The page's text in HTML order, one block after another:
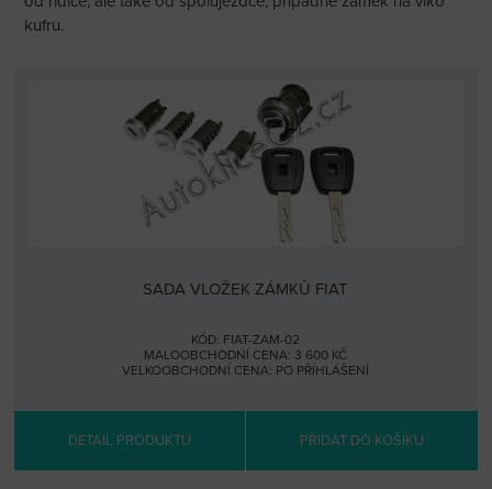
kufru.
SADA VLOŽEK ZÁMKŮ FIAT
KÓD: FIAT-ZAM-02
MALOOBCHODNÍ CENA: 3 600 KČ
VELKOOBCHODNÍ CENA: PO PŘIHLÁŠENÍ
DETAIL PRODUKTU PŘIDAT DO KOŠÍKU